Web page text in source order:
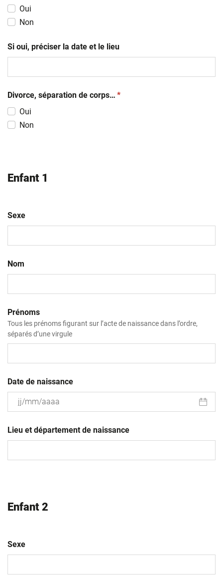
Oui
Non
Si oui, préciser la date et le lieu
Divorce, séparation de corps… (obligatoire)
*
Oui
Non
Enfant 1
Sexe
Nom
Prénoms
Tous les prénoms figurant sur l’acte de naissance dans l’ordre,
séparés d’une virgule
Date de naissance
slash
MM
Lieu et département de naissance
Enfant 2
Sexe